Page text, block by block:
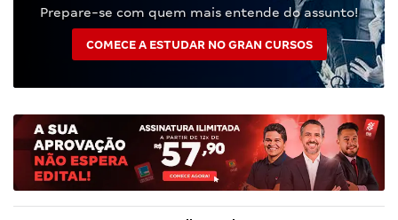
Prepare-se com quem mais entende do assunto!
COMECE A ESTUDAR NO GRAN CURSOS